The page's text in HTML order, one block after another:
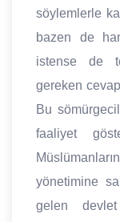
söylemlerle
bazen de
istense de
gereken
Bu
faaliyet
yönetimine
gelen